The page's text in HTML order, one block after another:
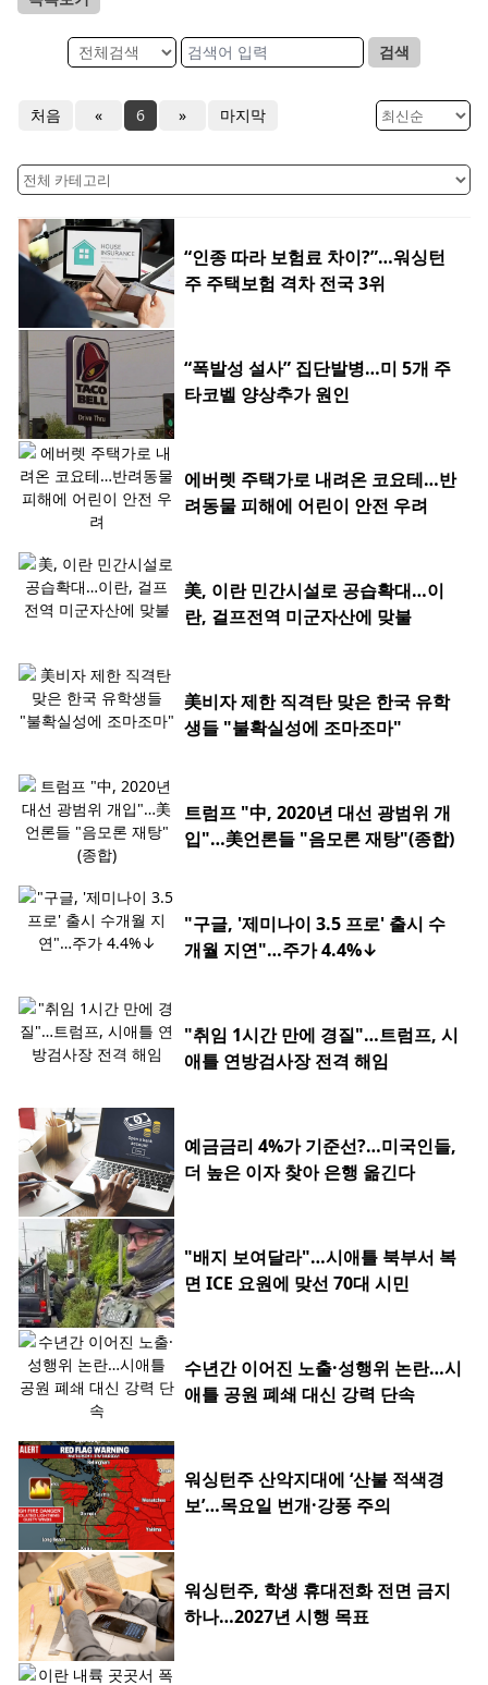
검색
처음 « 6 » 마지막
“인종 따라 보험료 차이?”…워싱턴
주 주택보험 격차 전국 3위
“폭발성 설사” 집단발병…미 5개 주
타코벨 양상추가 원인
에버렛 주택가로 내려온 코요테…반
려동물 피해에 어린이 안전 우려
美, 이란 민간시설로 공습확대…이
란, 걸프전역 미군자산에 맞불
美비자 제한 직격탄 맞은 한국 유학
생들 "불확실성에 조마조마"
트럼프 "中, 2020년 대선 광범위 개
입"…美언론들 "음모론 재탕"(종합)
"구글, '제미나이 3.5 프로' 출시 수
개월 지연"…주가 4.4%↓
"취임 1시간 만에 경질"…트럼프, 시
애틀 연방검사장 전격 해임
예금금리 4%가 기준선?…미국인들,
더 높은 이자 찾아 은행 옮긴다
"배지 보여달라"…시애틀 북부서 복
면 ICE 요원에 맞선 70대 시민
수년간 이어진 노출·성행위 논란…시
애틀 공원 폐쇄 대신 강력 단속
워싱턴주 산악지대에 ‘산불 적색경
보’…목요일 번개·강풍 주의
워싱턴주, 학생 휴대전화 전면 금지
하나…2027년 시행 목표